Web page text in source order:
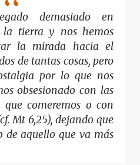
demasiado en
la tierra y nos hemos
la mirada hacia el
de tantas cosas, pero
por lo que nos
obsesionado con las
que comeremos o con
Mt 6,25), dejando que
de aquello que va más